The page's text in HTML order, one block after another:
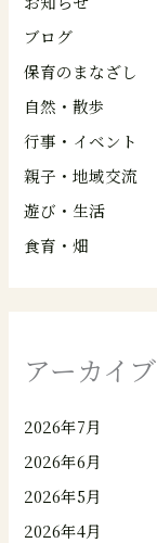
ブログ
保育のまなざし
自然・散歩
行事・イベント
親子・地域交流
遊び・生活
食育・畑
アーカイブ
2026年7月
2026年6月
2026年5月
2026年4月